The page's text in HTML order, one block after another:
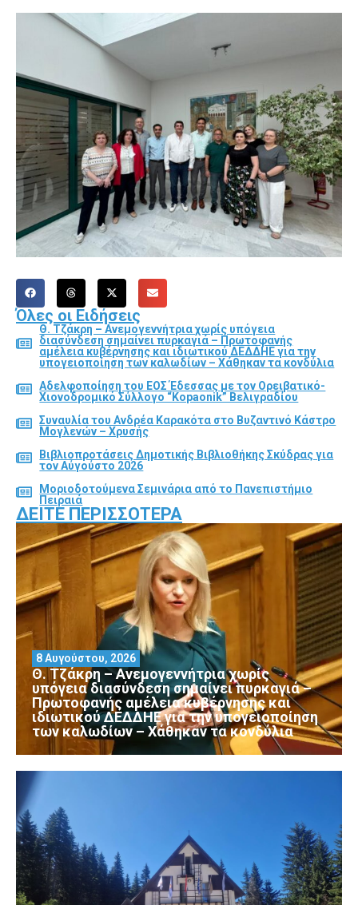
Όλες οι Ειδήσεις
Θ. Τζάκρη – Ανεμογεννήτρια χωρίς υπόγεια
διασύνδεση σημαίνει πυρκαγιά – Πρωτοφανής
αμέλεια κυβέρνησης και ιδιωτικού ΔΕΔΔΗΕ για την
υπογειοποίηση των καλωδίων – Χάθηκαν τα κονδύλια
Αδελφοποίηση του ΕΟΣ Έδεσσας με τον Ορειβατικό-
Χιονοδρομικό Σύλλογο “Kopaonik” Βελιγραδίου
Συναυλία του Ανδρέα Καρακότα στο Βυζαντινό Κάστρο
Μογλενών – Χρυσής
Βιβλιοπροτάσεις Δημοτικής Βιβλιοθήκης Σκύδρας για
τον Αύγούστο 2026
Μοριοδοτούμενα Σεμινάρια από το Πανεπιστήμιο
Πειραιά
ΔΕΊΤΕ ΠΕΡΙΣΣΌΤΕΡΑ
Θ. Τζάκρη – Ανεμογεννήτρια χωρίς
υπόγεια διασύνδεση σημαίνει πυρκαγιά –
Πρωτοφανής αμέλεια κυβέρνησης και
ιδιωτικού ΔΕΔΔΗΕ για την υπογειοποίηση
των καλωδίων – Χάθηκαν τα κονδύλια
8 Αυγούστου, 2026